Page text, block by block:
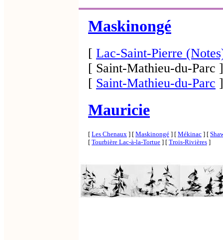
Maskinongé
[ Lac-Saint-Pierre
[ Saint-Mathieu-du-Parc ]
[ Saint-Mathieu-du-Parc ]
Mauricie
[ Les Chenaux ] [ Maskinongé ] [ Mékinac ] [
[ Tourbière Lac-à-la-Tortue ] [ Trois-Rivières ]